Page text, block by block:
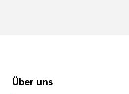
Über uns